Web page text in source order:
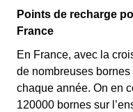
Points de recharge
France
En France, avec la
de nombreuses
chaque année. On en
120000 bornes sur